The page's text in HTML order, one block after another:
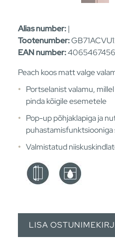
Alias number:|
Tootenumber:
EAN number:
Peach koos matt valge
Portselanist valamu,
pinda kõigile esemetele
Pop-up põhjaklapiga ja
puhastamisfunktsiooniga
Valmistatud
LISA